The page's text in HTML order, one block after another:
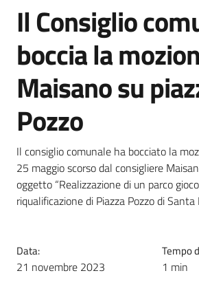
Il Consiglio
boccia la
Maisano su
Pozzo
Il consiglio comunale ha bocciato la
25 maggio scorso dal consigliere
oggetto “Realizzazione di un parco
riqualificazione di Piazza Pozzo di Santa
Data:
21 novembre 2023
Tempo
1 min